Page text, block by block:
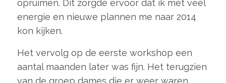
opruimen. Dit zorgde ervoor dat ik met veel
energie en nieuwe plannen me naar 2014
kon kijken.
Het vervolg op de eerste workshop een
aantal maanden later was fijn. Het terugzien
van de groep dames die er weer waren,